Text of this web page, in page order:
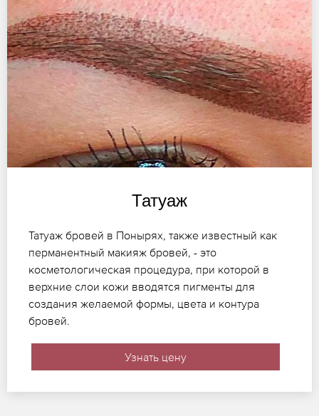
Татуаж
Татуаж бровей в Понырях, также известный как
перманентный макияж бровей, - это
косметологическая процедура, при которой в
верхние слои кожи вводятся пигменты для
создания желаемой формы, цвета и контура
бровей.
Узнать цену